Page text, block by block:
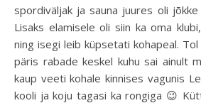
spordiväljak ja sauna juures oli
Lisaks elamisele oli siin ka oma
ning isegi leib küpsetati kohapeal.
päris rabade keskel kuhu sai ainult
kaup veeti kohale kinnises vagunis
kooli ja koju tagasi ka rongiga 😉